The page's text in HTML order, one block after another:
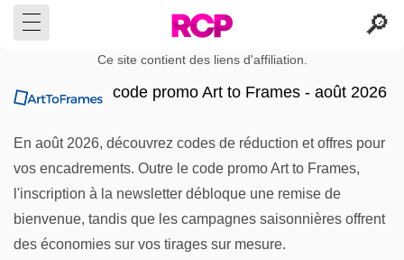
Ce site contient des liens d'affiliation.
code promo Art to Frames - août 2026
En août 2026, découvrez codes de réduction et offres pour
vos encadrements. Outre le code promo Art to Frames,
l'inscription à la newsletter débloque une remise de
bienvenue, tandis que les campagnes saisonnières offrent
des économies sur vos tirages sur mesure.